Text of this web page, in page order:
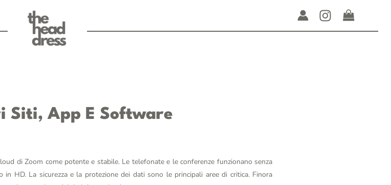
Siti, App E Software
di Zoom come potente e stabile. Le telefonate e le conferenze funzionano senza
HD. La sicurezza e la protezione dei dati sono le principali aree di critica. Finora